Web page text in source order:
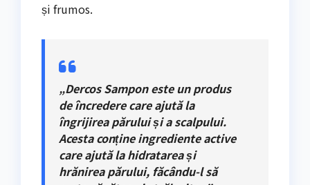
și frumos.
„Dercos Sampon este un produs
de încredere care ajută la
îngrijirea părului și a scalpului.
Acesta conține ingrediente active
care ajută la hidratarea și
hrănirea părului, făcându-l să